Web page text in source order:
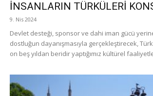
İNSANLARIN TÜRKÜLERİ
9. Nis 2024
Devlet desteği, sponsor ve dahi iman gücü
dostluğun dayanışmasıyla gerçekleştirecek,
on beş yıldan beridir yaptığımız kültürel